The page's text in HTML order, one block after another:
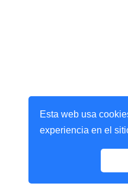
Esta web usa
experiencia en el